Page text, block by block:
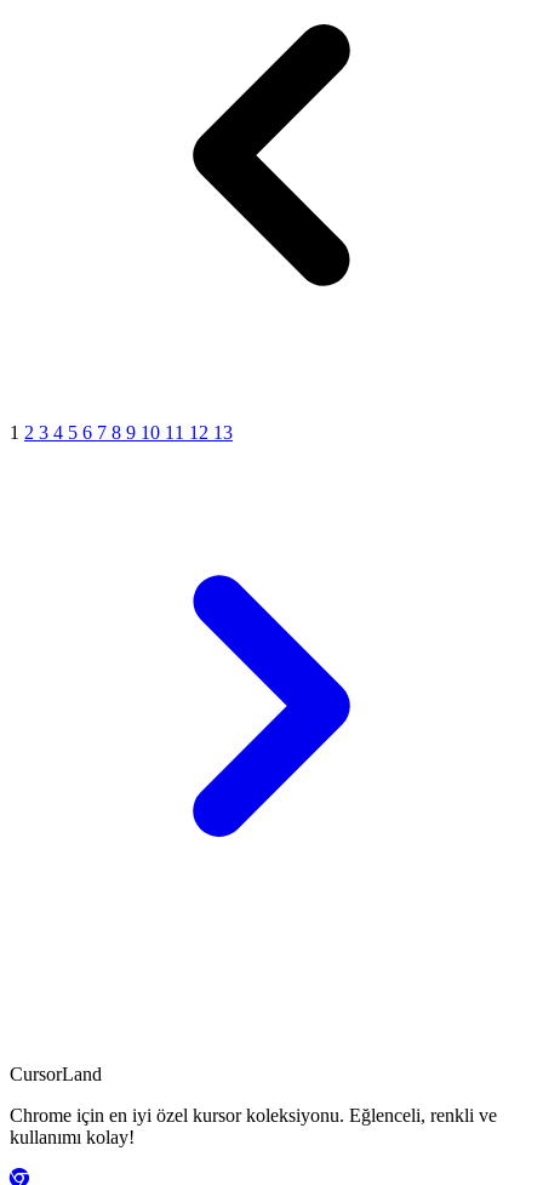
1 2 3 4 5 6 7 8 9 10 11 12 13
CursorLand
Chrome için en iyi özel kursor koleksiyonu. Eğlenceli, renkli ve
kullanımı kolay!